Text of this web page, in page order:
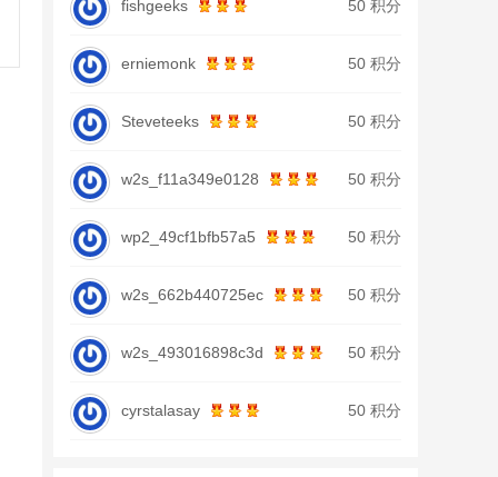
fishgeeks 50 积分
erniemonk 50 积分
Steveteeks 50 积分
w2s_f11a349e0128 50 积分
wp2_49cf1bfb57a5 50 积分
w2s_662b440725ec 50 积分
w2s_493016898c3d 50 积分
cyrstalasay 50 积分